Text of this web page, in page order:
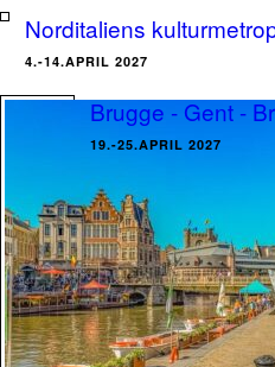
Norditaliens
4.-14.APRIL 2027
Brugge - Gent -
19.-25.APRIL 2027